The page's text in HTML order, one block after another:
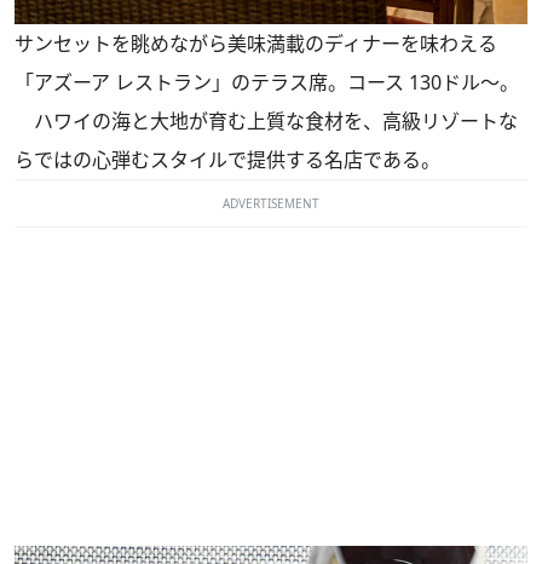
サンセットを眺めながら美味満載のディナーを味わえる
「アズーア レストラン」のテラス席。コース 130ドル～。
ハワイの海と大地が育む上質な食材を、高級リゾートな
らではの心弾むスタイルで提供する名店である。
ADVERTISEMENT